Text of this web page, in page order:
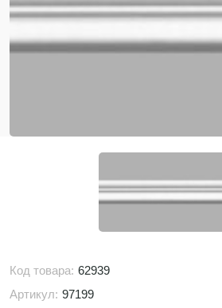
Код товара: 62939
Артикул: 97199